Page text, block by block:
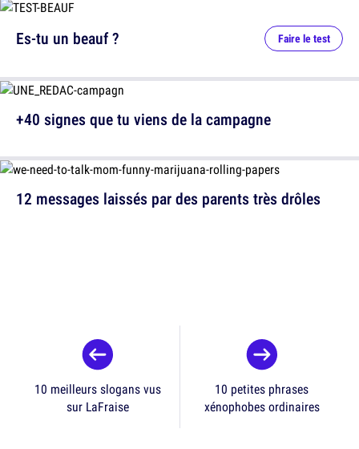
12 messages laissés par des parents très drôles
Es-tu un beauf ? Faire le test
+40 signes que tu viens de la campagne
10 meilleurs slogans vus
sur LaFraise
10 petites phrases
xénophobes ordinaires